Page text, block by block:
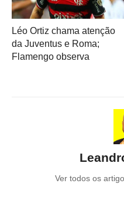
Léo Ortiz chama atenção
da Juventus e Roma;
Flamengo observa
Ver todos os